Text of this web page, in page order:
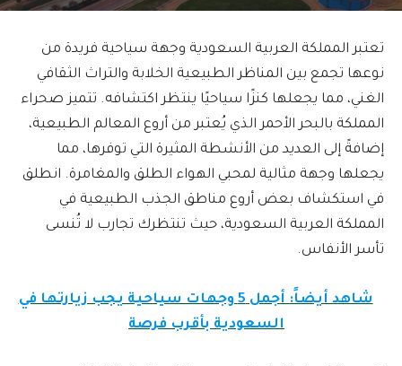
تعتبر المملكة العربية السعودية وجهة سياحية فريدة من
نوعها تجمع بين المناظر الطبيعية الخلابة والتراث الثقافي
الغني، مما يجعلها كنزًا سياحيًا ينتظر اكتشافه. تتميز صحراء
المملكة بالبحر الأحمر الذي يُعتبر من أروع المعالم الطبيعية،
إضافةً إلى العديد من الأنشطة المثيرة التي توفرها، مما
يجعلها وجهة مثالية لمحبي الهواء الطلق والمغامرة. انطلق
في استكشاف بعض أروع مناطق الجذب الطبيعية في
المملكة العربية السعودية، حيث تنتظرك تجارب لا تُنسى
تأسر الأنفاس.
شاهد أيضاً: أجمل 5 وجهات سياحية يجب زيارتها في
السعودية بأقرب فرصة